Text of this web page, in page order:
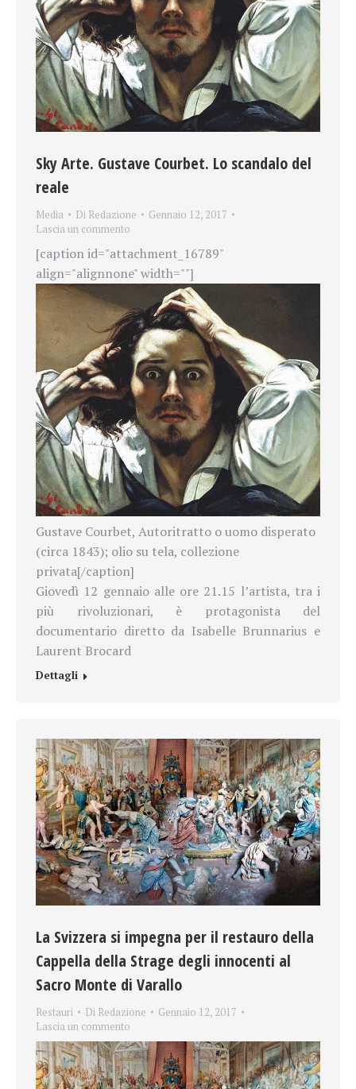
Sky Arte. Gustave Courbet. Lo scandalo del
reale
Media Di Redazione
Gennaio 12, 2017
Lascia un commento
[caption id="attachment_16789"
align="alignnone" width=""]
Gustave Courbet, Autoritratto o uomo disperato
(circa 1843); olio su tela, collezione
privata[/caption]
Giovedì 12 gennaio alle ore 21.15 l’artista, tra i
più rivoluzionari, è protagonista del
documentario diretto da Isabelle Brunnarius e
Laurent Brocard
Dettagli
La Svizzera si impegna per il restauro della
Cappella della Strage degli innocenti al
Sacro Monte di Varallo
Restauri Di Redazione
Gennaio 12, 2017
Lascia un commento